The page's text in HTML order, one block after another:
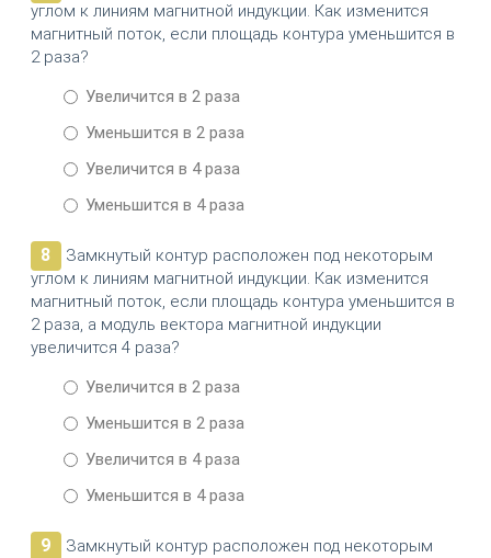
углом к линиям магнитной индукции. Как изменится
магнитный поток, если площадь контура уменьшится в
2 раза?
Увеличится в 2 раза
Уменьшится в 2 раза
Увеличится в 4 раза
Уменьшится в 4 раза
8
Замкнутый контур расположен под некоторым
углом к линиям магнитной индукции. Как изменится
магнитный поток, если площадь контура уменьшится в
2 раза, а модуль вектора магнитной индукции
увеличится 4 раза?
Увеличится в 2 раза
Уменьшится в 2 раза
Увеличится в 4 раза
Уменьшится в 4 раза
9
Замкнутый контур расположен под некоторым